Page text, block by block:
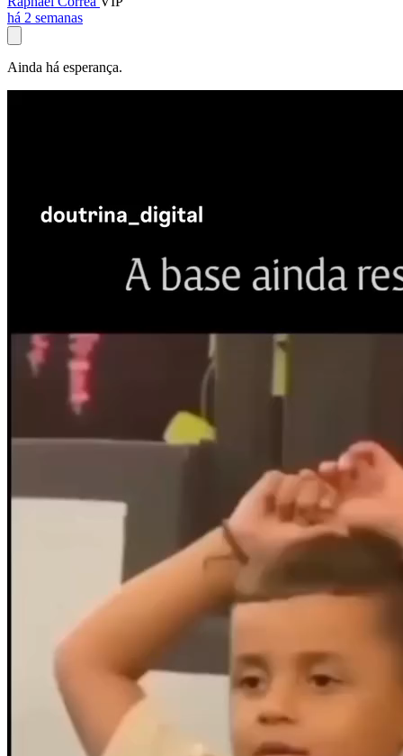
há 2 semanas
Ainda há esperança.